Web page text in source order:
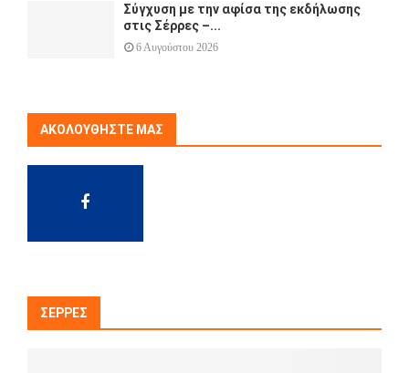
Σύγχυση με την αφίσα της εκδήλωσης
στις Σέρρες –...
6 Αυγούστου 2026
ΑΚΟΛΟΥΘΉΣΤΕ ΜΑΣ
ΣΈΡΡΕΣ